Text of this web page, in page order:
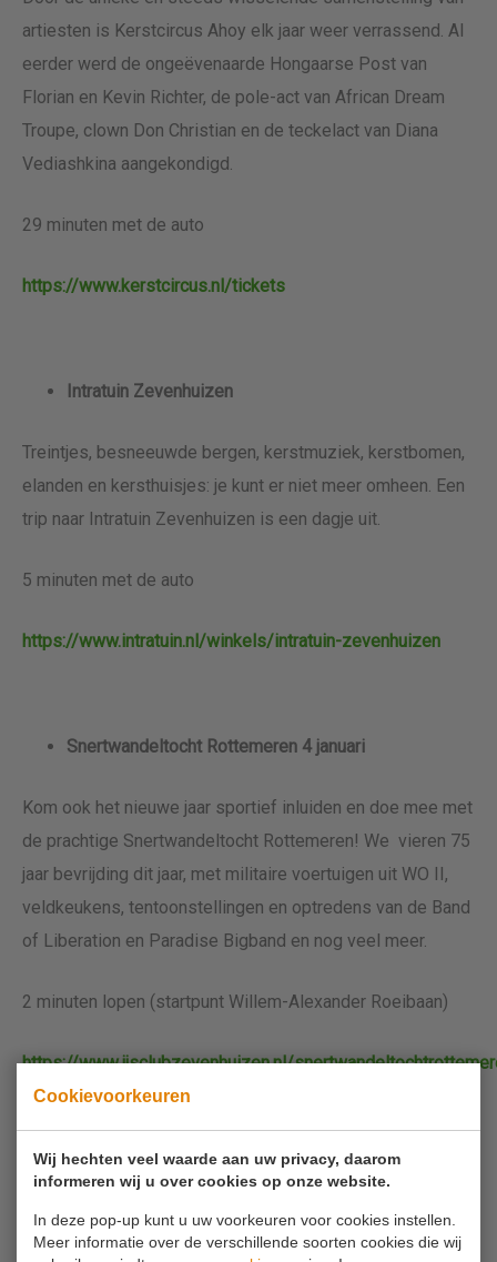
Cookievoorkeuren
Wij hechten veel waarde aan uw privacy, daarom
informeren wij u over cookies op onze website.
In deze pop-up kunt u uw voorkeuren voor cookies instellen.
Meer informatie over de verschillende soorten cookies die wij
artiesten is Kerstcircus Ahoy elk jaar weer verrassend. Al
eerder werd de ongeëvenaarde Hongaarse Post van
Florian en Kevin Richter, de pole-act van African Dream
Troupe, clown Don Christian en de teckelact van Diana
Vediashkina aangekondigd.
29 minuten met de auto
https://www.kerstcircus.nl/tickets
Intratuin Zevenhuizen
Treintjes, besneeuwde bergen, kerstmuziek, kerstbomen,
elanden en kersthuisjes: je kunt er niet meer omheen. Een
trip naar Intratuin Zevenhuizen is een dagje uit.
5 minuten met de auto
https://www.intratuin.nl/winkels/intratuin-zevenhuizen
Snertwandeltocht Rottemeren 4 januari
Kom ook het nieuwe jaar sportief inluiden en doe mee met
de prachtige Snertwandeltocht Rottemeren! We vieren 75
jaar bevrijding dit jaar, met militaire voertuigen uit WO II,
veldkeukens, tentoonstellingen en optredens van de Band
of Liberation en Paradise Bigband en nog veel meer.
2 minuten lopen (startpunt Willem-Alexander Roeibaan)
https://www.ijsclubzevenhuizen.nl/
Schaatsbaan Rotterdam
Op de twee overdekte banen kan er drie maanden lang